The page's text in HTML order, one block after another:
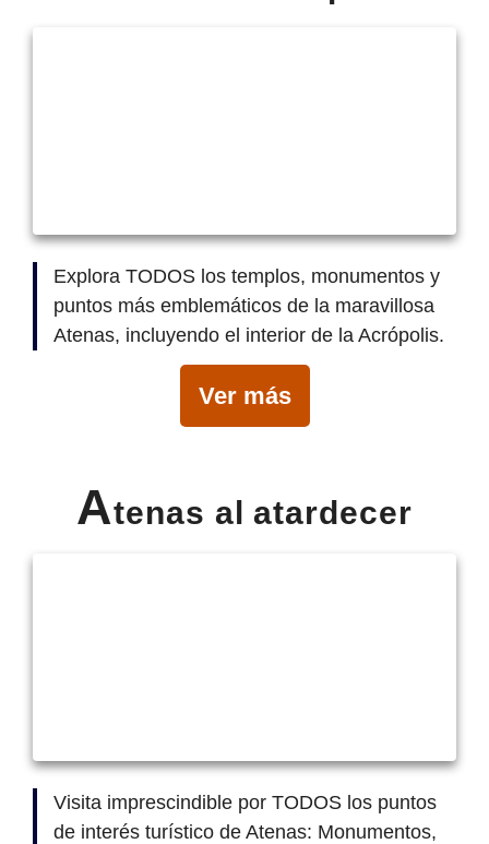
Εxplora TODOS los templos, monumentos y
puntos más emblemáticos de la maravillosa
Atenas, incluyendo el interior de la Acrópolis.
Ver más
Atenas al atardecer
Visita imprescindible por TODOS los puntos
de interés turístico de Atenas: Monumentos,